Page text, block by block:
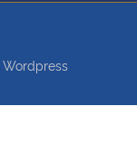
Wordpress